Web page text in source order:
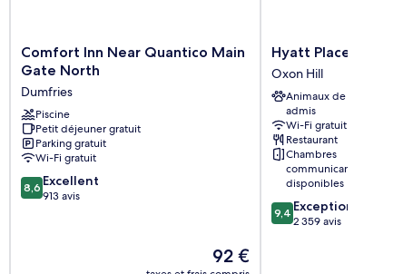
Comfort
Inn
Quantico
Main
Gate
North
Dumfries
Comfort Inn Near Quantico Main
Gate North
Dumfries
Piscine
Petit déjeuner gratuit
Parking gratuit
Wi-Fi gratuit
8.6
sur
8,6 Excellent
913 avis
Le
nouveau
92 €
Hyatt
Place
National
Harbor
Oxon
Hill
Hyatt Place
Oxon Hill
Animaux de compagnie
admis
Wi-Fi gratuit
Restaurant
Chambres
communicantes
disponibles
9.4
sur
9,4 Exceptionnel
2 359 avis